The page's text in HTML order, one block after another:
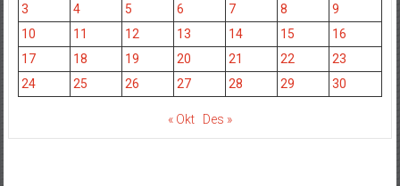
3
4 5 6 7 8
9
10
11 12 13 14 15
16
17
18 19 20 21 22
23
24
25 26 27 28 29 30
« Okt Des »